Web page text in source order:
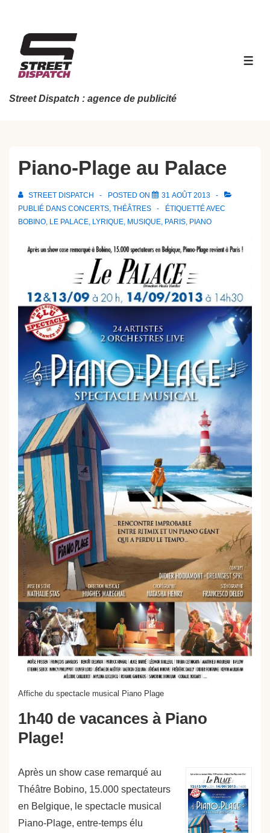
contenu
principal
Street Dispatch : agence de publicité
Piano-Plage au Palace
STREET DISPATCH POSTED ON
31 AOÛT 2013
PUBLIÉ DANS CONCERTS, THÉÂTRES
ÉTIQUETTÉ AVEC
BOBINO, LE PALACE, LYRIQUE, MUSIQUE, PARIS, PIANO
Affiche du spectacle musical Piano Plage
1h40 de vacances à Piano
Plage!
Après un show case remarqué au
Théâtre Bobino, 15.000 spectateurs
en Belgique, le spectacle musical
Piano-Plage, entre-temps élu